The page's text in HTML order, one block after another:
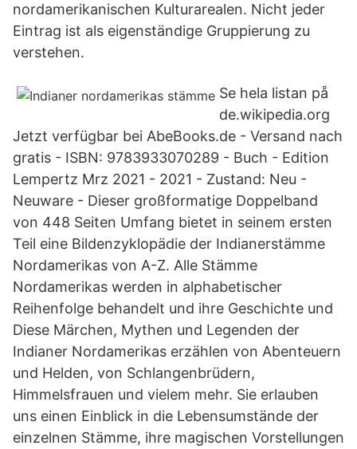
nordamerikanischen Kulturarealen. Nicht jeder
Eintrag ist als eigenständige Gruppierung zu
verstehen.
Se hela listan på
de.wikipedia.org
Jetzt verfügbar bei AbeBooks.de - Versand nach
gratis - ISBN: 9783933070289 - Buch - Edition
Lempertz Mrz 2021 - 2021 - Zustand: Neu -
Neuware - Dieser großformatige Doppelband
von 448 Seiten Umfang bietet in seinem ersten
Teil eine Bildenzyklopädie der Indianerstämme
Nordamerikas von A-Z. Alle Stämme
Nordamerikas werden in alphabetischer
Reihenfolge behandelt und ihre Geschichte und
Diese Märchen, Mythen und Legenden der
Indianer Nordamerikas erzählen von Abenteuern
und Helden, von Schlangenbrüdern,
Himmelsfrauen und vielem mehr. Sie erlauben
uns einen Einblick in die Lebensumstände der
einzelnen Stämme, ihre magischen Vorstellungen